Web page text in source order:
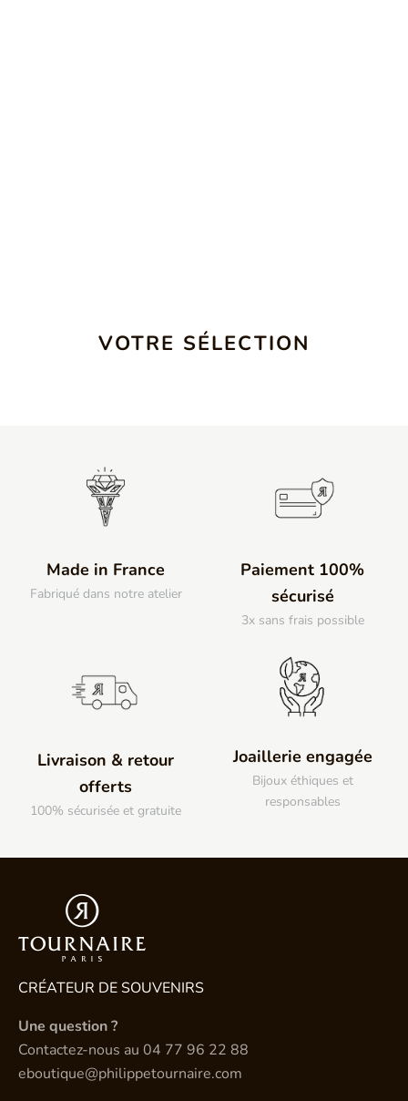
VOTRE SÉLECTION
Made in France
Fabriqué dans notre atelier
Paiement 100%
sécurisé
3x sans frais possible
Livraison & retour
offerts
100% sécurisée et gratuite
Joaillerie engagée
Bijoux éthiques et
responsables
CRÉATEUR DE SOUVENIRS
Une question ?
Contactez-nous au 04 77 96 22 88
eboutique@philippetournaire.com